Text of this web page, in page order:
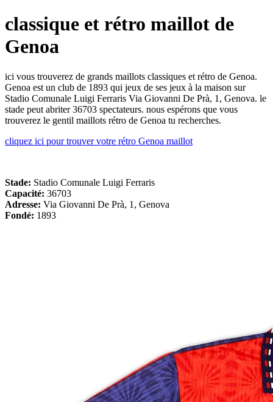
classique et rétro maillot de
Genoa
ici vous trouverez de grands maillots classiques et rétro de Genoa.
Genoa est un club de 1893 qui jeux de ses jeux à la maison sur
Stadio Comunale Luigi Ferraris Via Giovanni De Prà, 1, Genova. le
stade peut abriter 36703 spectateurs. nous espérons que vous
trouverez le gentil maillots rétro de Genoa tu recherches.
cliquez ici pour trouver votre rétro Genoa maillot
Stade: Stadio Comunale Luigi Ferraris
Capacité: 36703
Adresse: Via Giovanni De Prà, 1, Genova
Fondé: 1893